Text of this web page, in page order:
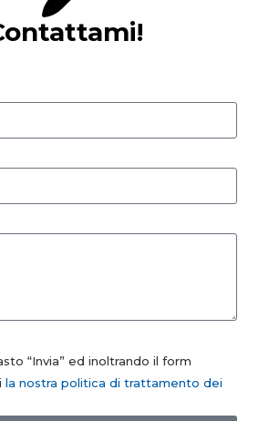
“Invia” ed inoltrando il form
la nostra politica di trattamento dei